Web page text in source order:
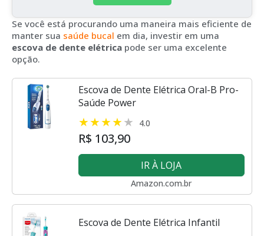
Se você está procurando uma maneira mais eficiente de
manter sua saúde bucal em dia, investir em uma
escova de dente elétrica pode ser uma excelente
opção.
Escova de Dente Elétrica Oral-B Pro-
Saúde Power
4.0
R$ 103,90
IR À LOJA
Amazon.com.br
Escova de Dente Elétrica Infantil